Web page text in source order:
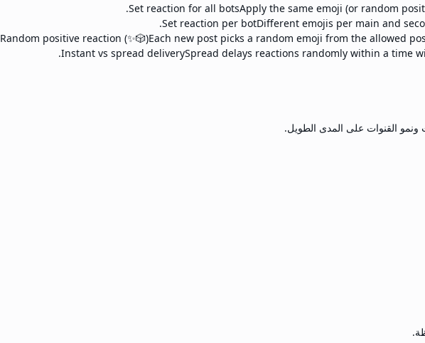
Set reaction for all botsApply the same emoji (or random
Set reaction per botDifferent emojis per main and
Random positive reaction (✨🎲)Each new post picks a random emoji from the allowed
Instant vs spread deliverySpread delays reactions randomly within a time
ونمو القنوات على المدى الطويل.